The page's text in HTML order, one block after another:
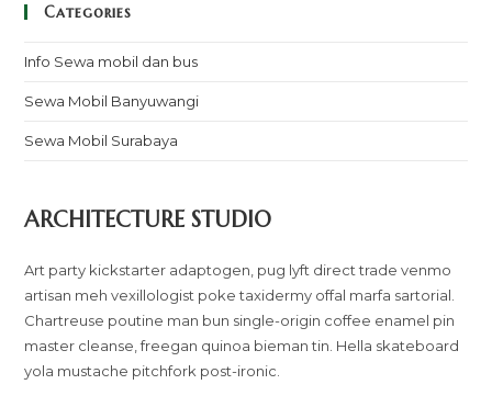
Categories
Info Sewa mobil dan bus
Sewa Mobil Banyuwangi
Sewa Mobil Surabaya
ARCHITECTURE STUDIO
Art party kickstarter adaptogen, pug lyft direct trade venmo
artisan meh vexillologist poke taxidermy offal marfa sartorial.
Chartreuse poutine man bun single-origin coffee enamel pin
master cleanse, freegan quinoa bieman tin. Hella skateboard
yola mustache pitchfork post-ironic.